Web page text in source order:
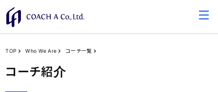
TOP Who We Are コーチ一覧
コーチ紹介